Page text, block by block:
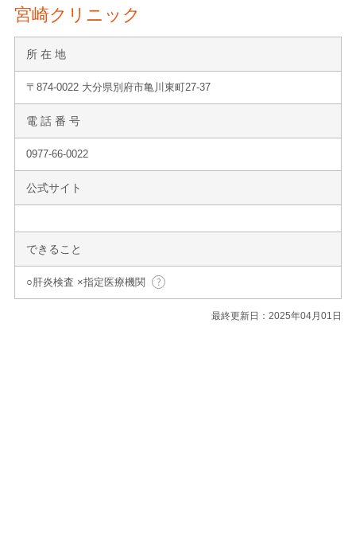
宮崎クリニック
所 在 地
〒874-0022 大分県別府市亀川東町27-37
電 話 番 号
0977-66-0022
公式サイト
できること
○肝炎検査 ×指定医療機関
最終更新日：2025年04月01日